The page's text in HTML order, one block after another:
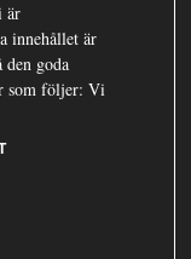
är
innehållet är
goda
som följer: Vi